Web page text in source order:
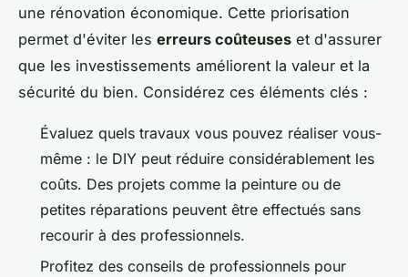
une rénovation économique. Cette priorisation
permet d'éviter les erreurs coûteuses et d'assurer
que les investissements améliorent la valeur et la
sécurité du bien. Considérez ces éléments clés :
Évaluez quels travaux vous pouvez réaliser vous-
même : le DIY peut réduire considérablement les
coûts. Des projets comme la peinture ou de
petites réparations peuvent être effectués sans
recourir à des professionnels.
Profitez des conseils de professionnels pour